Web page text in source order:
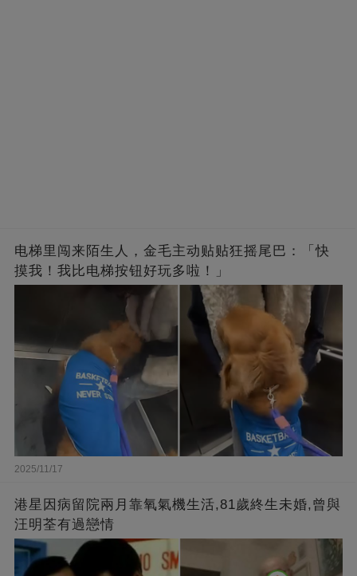
电梯里闯来陌生人，金毛主动贴贴狂摇尾巴：「快
摸我！我比电梯按钮好玩多啦！」
2025/11/17
港星因病留院兩月靠氧氣機生活,81歲終生未婚,曾與
汪明荃有過戀情